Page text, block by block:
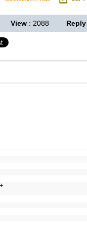
View : 2088 Reply
+